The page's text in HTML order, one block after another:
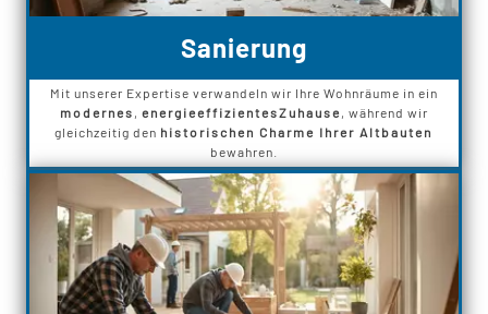
Sanierung
Mit unserer Expertise verwandeln wir Ihre Wohnräume in ein
modernes , energieeffizientesZuhause , während wir
gleichzeitig den historischen Charme Ihrer Altbauten
bewahren.